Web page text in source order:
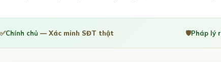
✅Chính chủ — Xác minh SĐT thật 🛡️Pháp lý